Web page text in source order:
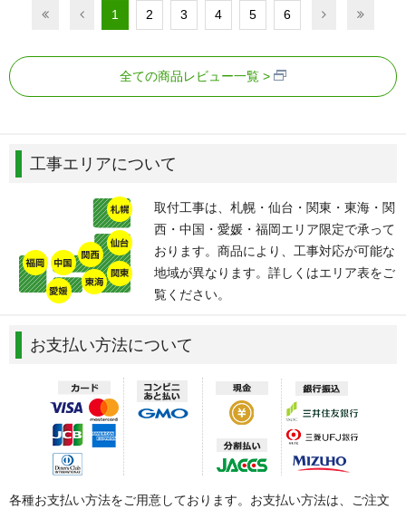
1 2 3 4 5 6
全ての商品レビュー一覧
工事エリアについて
取付工事は、札幌・仙台・関東・東海・関
西・中国・愛媛・福岡エリア限定で承って
おります。商品により、工事対応が可能な
地域が異なります。詳しくはエリア表をご
覧ください。
お支払い方法について
各種お支払い方法をご用意しております。お支払い方法は、ご注文